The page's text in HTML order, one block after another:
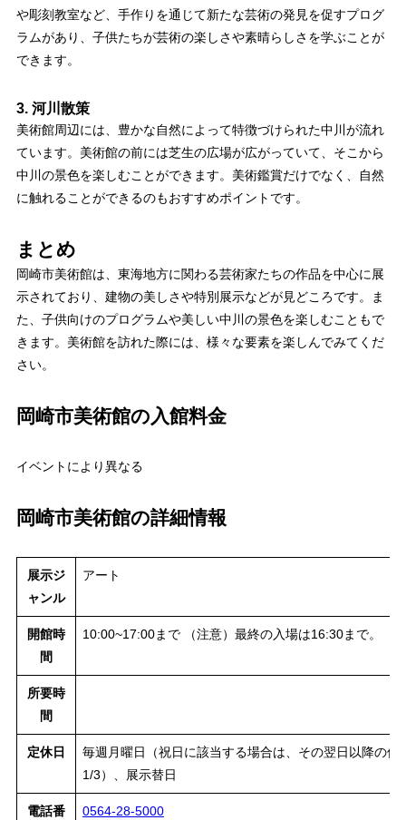
や彫刻教室など、手作りを通じて新たな芸術の発見を促すプログ
ラムがあり、子供たちが芸術の楽しさや素晴らしさを学ぶことが
できます。
3. 河川散策
美術館周辺には、豊かな自然によって特徴づけられた中川が流れ
ています。美術館の前には芝生の広場が広がっていて、そこから
中川の景色を楽しむことができます。美術鑑賞だけでなく、自然
に触れることができるのもおすすめポイントです。
まとめ
岡崎市美術館は、東海地方に関わる芸術家たちの作品を中心に展
示されており、建物の美しさや特別展示などが見どころです。ま
た、子供向けのプログラムや美しい中川の景色を楽しむこともで
きます。美術館を訪れた際には、様々な要素を楽しんでみてくだ
さい。
岡崎市美術館の入館料金
イベントにより異なる
岡崎市美術館の詳細情報
展示ジ
ャンル
アート
開館時
間
10:00~17:00まで （注意）最終の入場は16:30まで。
所要時
間
定休日
毎週月曜日（祝日に該当する場合は、その翌日以降の
1/3）、展示替日
電話番 0564-28-5000